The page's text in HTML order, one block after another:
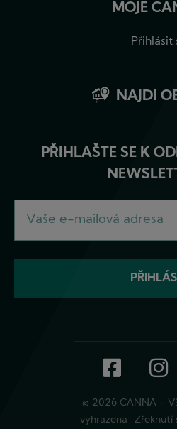
MOJE
Přihlásit
NAJDI
PŘIHLAŠTE SE K
© 2026 CANNA -
vyhrazena
Zřeknutí